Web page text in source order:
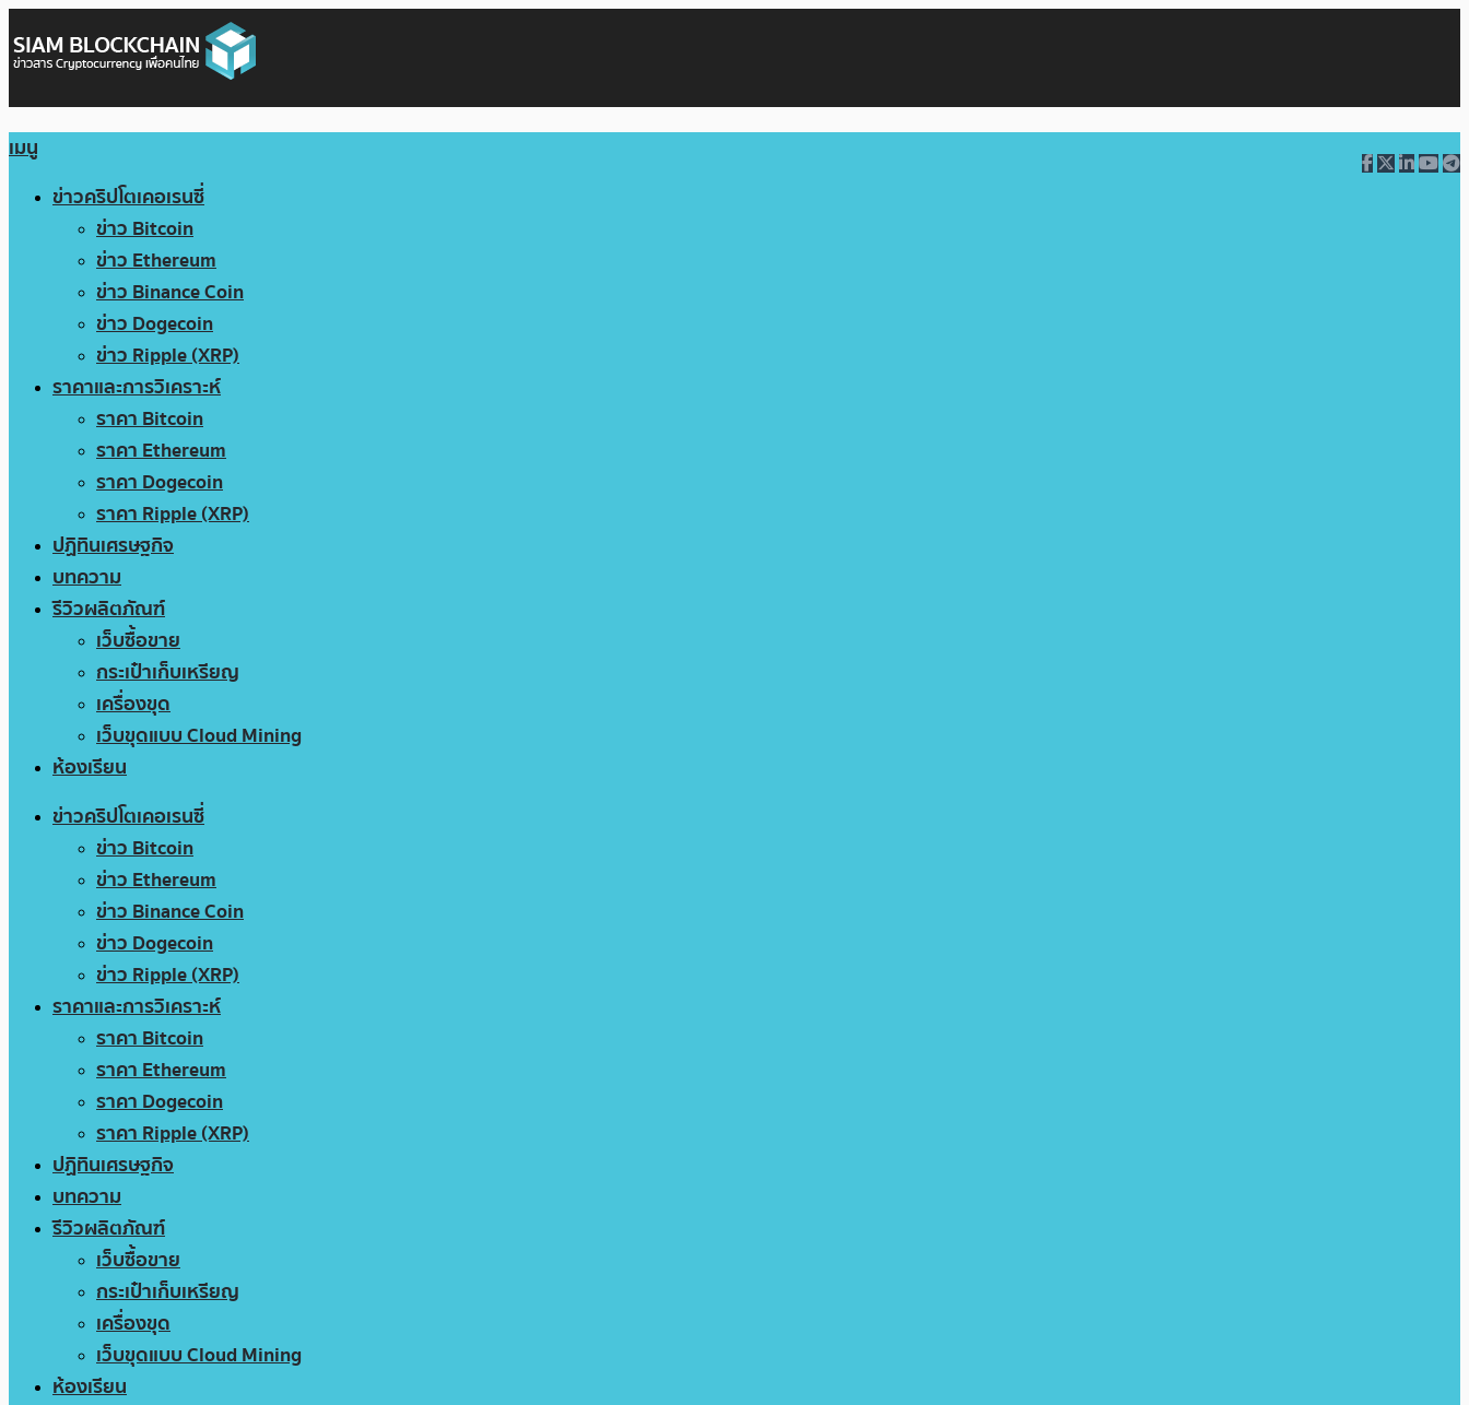
เมนู
ข่าวคริปโตเคอเรนซี่
ข่าว Bitcoin
ข่าว Ethereum
ข่าว Binance Coin
ข่าว Dogecoin
ข่าว Ripple (XRP)
ราคาและการวิเคราะห์
ราคา Bitcoin
ราคา Ethereum
ราคา Dogecoin
ราคา Ripple (XRP)
ปฏิทินเศรษฐกิจ
บทความ
รีวิวผลิตภัณฑ์
เว็บซื้อขาย
กระเป๋าเก็บเหรียญ
เครื่องขุด
เว็บขุดแบบ Cloud Mining
ห้องเรียน
ข่าวคริปโตเคอเรนซี่
ข่าว Bitcoin
ข่าว Ethereum
ข่าว Binance Coin
ข่าว Dogecoin
ข่าว Ripple (XRP)
ราคาและการวิเคราะห์
ราคา Bitcoin
ราคา Ethereum
ราคา Dogecoin
ราคา Ripple (XRP)
ปฏิทินเศรษฐกิจ
บทความ
รีวิวผลิตภัณฑ์
เว็บซื้อขาย
กระเป๋าเก็บเหรียญ
เครื่องขุด
เว็บขุดแบบ Cloud Mining
ห้องเรียน